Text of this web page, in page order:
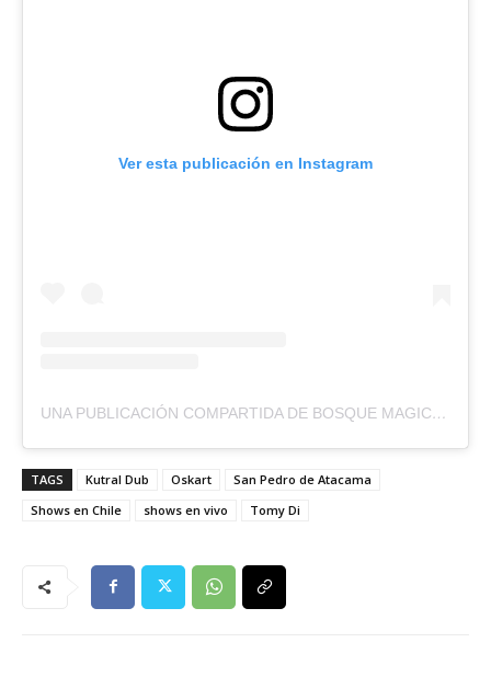
Ver esta publicación en Instagram
UNA PUBLICACIÓN COMPARTIDA DE BOSQUE MAGICO (@_BOSQUEMAGICO_)
TAGS Kutral Dub Oskart
San Pedro de Atacama
Shows en Chile
shows en vivo Tomy Di